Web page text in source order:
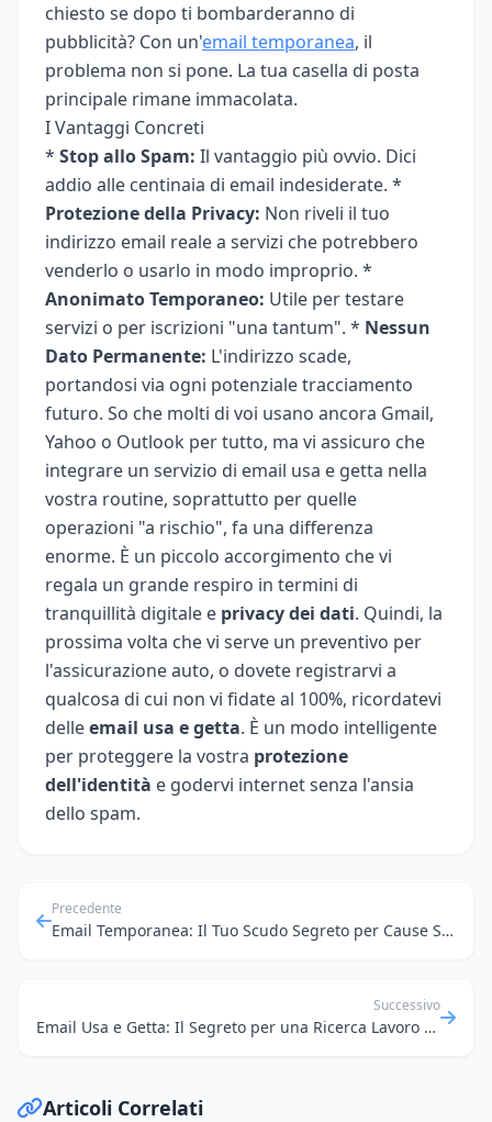
chiesto se dopo ti bombarderanno di
pubblicità? Con un'email temporanea, il
problema non si pone. La tua casella di posta
principale rimane immacolata.
I Vantaggi Concreti
* Stop allo Spam: Il vantaggio più ovvio. Dici
addio alle centinaia di email indesiderate. *
Protezione della Privacy: Non riveli il tuo
indirizzo email reale a servizi che potrebbero
venderlo o usarlo in modo improprio. *
Anonimato Temporaneo: Utile per testare
servizi o per iscrizioni "una tantum". * Nessun
Dato Permanente: L'indirizzo scade,
portandosi via ogni potenziale tracciamento
futuro. So che molti di voi usano ancora Gmail,
Yahoo o Outlook per tutto, ma vi assicuro che
integrare un servizio di email usa e getta nella
vostra routine, soprattutto per quelle
operazioni "a rischio", fa una differenza
enorme. È un piccolo accorgimento che vi
regala un grande respiro in termini di
tranquillità digitale e privacy dei dati. Quindi, la
prossima volta che vi serve un preventivo per
l'assicurazione auto, o dovete registrarvi a
qualcosa di cui non vi fidate al 100%, ricordatevi
delleemail usa e getta. È un modo intelligente
per proteggere la vostra protezione
dell'identità e godervi internet senza l'ansia
dello spam.
Precedente
Email Temporanea: Il Tuo Scudo Segreto per Cause Sociali e Discussioni Online
Successivo
Email Usa e Getta: Il Segreto per una Ricerca Lavoro Senza Stress e Tracciamenti Indesiderati
Articoli Correlati